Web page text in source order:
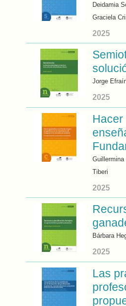
Deidamia
Graciela
2025
Jorge
2025
Hacer
Tiberi
2025
Bárbara
2025
Las